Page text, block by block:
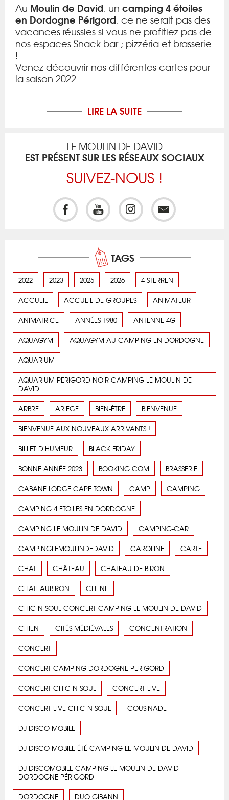
Au Moulin de David, un camping 4 étoiles
en Dordogne Périgord, ce ne serait pas des
vacances réussies si vous ne profitiez pas de
nos espaces Snack bar ; pizzéria et brasserie
!
Venez découvrir nos différentes cartes pour
la saison 2022
LIRE LA SUITE
LE MOULIN DE DAVID
EST PRÉSENT SUR LES RÉSEAUX SOCIAUX
SUIVEZ-NOUS !
TAGS
2022 2023 2025 2026 4 STERREN
ACCUEIL ACCUEIL DE GROUPES ANIMATEUR
ANIMATRICE ANNÉES 1980 ANTENNE 4G
AQUAGYM AQUAGYM AU CAMPING EN DORDOGNE
AQUARIUM
AQUARIUM PERIGORD NOIR CAMPING LE MOULIN DE
DAVID
ARBRE ARIEGE BIEN-ÊTRE BIENVENUE
BIENVENUE AUX NOUVEAUX ARRIVANTS !
BILLET D'HUMEUR BLACK FRIDAY
BONNE ANNÉE 2023 BOOKING.COM BRASSERIE
CABANE LODGE CAPE TOWN CAMP CAMPING
CAMPING 4 ETOILES EN DORDOGNE
CAMPING LE MOULIN DE DAVID CAMPING-CAR
CAMPINGLEMOULINDEDAVID CAROLINE CARTE
CHAT CHÂTEAU CHATEAU DE BIRON
CHATEAUBIRON CHENE
CHIC N SOUL CONCERT CAMPING LE MOULIN DE DAVID
CHIEN CITÉS MÉDIÉVALES CONCENTRATION
CONCERT
CONCERT CAMPING DORDOGNE PERIGORD
CONCERT CHIC N SOUL CONCERT LIVE
CONCERT LIVE CHIC N SOUL COUSINADE
DJ DISCO MOBILE
DJ DISCO MOBILE ÉTÉ CAMPING LE MOULIN DE DAVID
DJ DISCOMOBILE CAMPING LE MOULIN DE DAVID
DORDOGNE PÉRIGORD
DORDOGNE DUO GIBANN